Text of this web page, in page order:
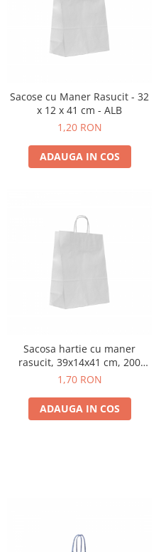
Pungi de hartie ciocolatii
Pungi de hartie bordeaux
Cutii cartofi prajiti
Cutii mancare chinezeasca
Boluri supa cu capac de unica
Caserole salata din carton
Suporti pahare din carton
Sosiere din plastic cu capac
Sacose cu Maner Rasucit - 32
x 12 x 41 cm - ALB
1,20 RON
ADAUGA IN COS
Sacosa hartie cu maner
rasucit, 39x14x41 cm, 200
buc. - ALB
1,70 RON
ADAUGA IN COS